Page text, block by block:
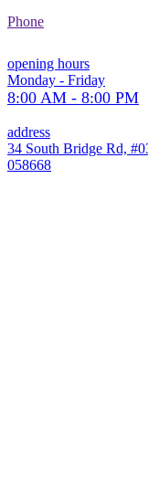
Phone
opening hours
Monday - Friday
8:00 AM - 8:00 PM
address
34 South Bridge Rd,
058668